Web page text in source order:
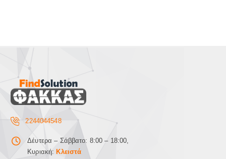
2244044548
Δέυτερα – Σάββατο: 8:00 – 18:00,
Κυριακή: Κλειστά